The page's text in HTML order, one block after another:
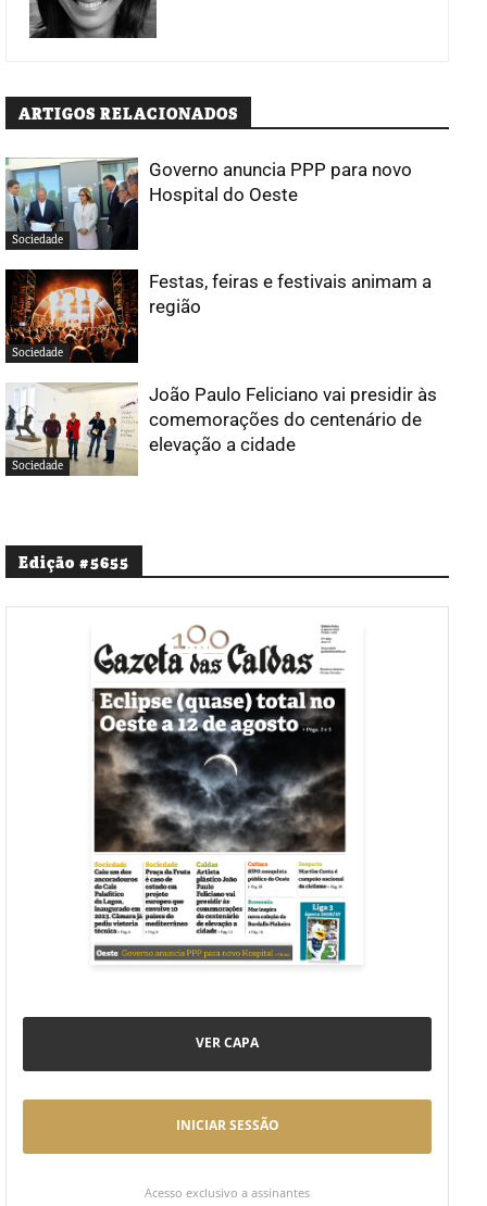
ARTIGOS RELACIONADOS
Sociedade
Governo anuncia PPP para novo
Hospital do Oeste
Sociedade
Festas, feiras e festivais animam a
região
Sociedade
João Paulo Feliciano vai presidir às
comemorações do centenário de
elevação a cidade
Edição #5655
VER CAPA
INICIAR SESSÃO
Acesso exclusivo a assinantes